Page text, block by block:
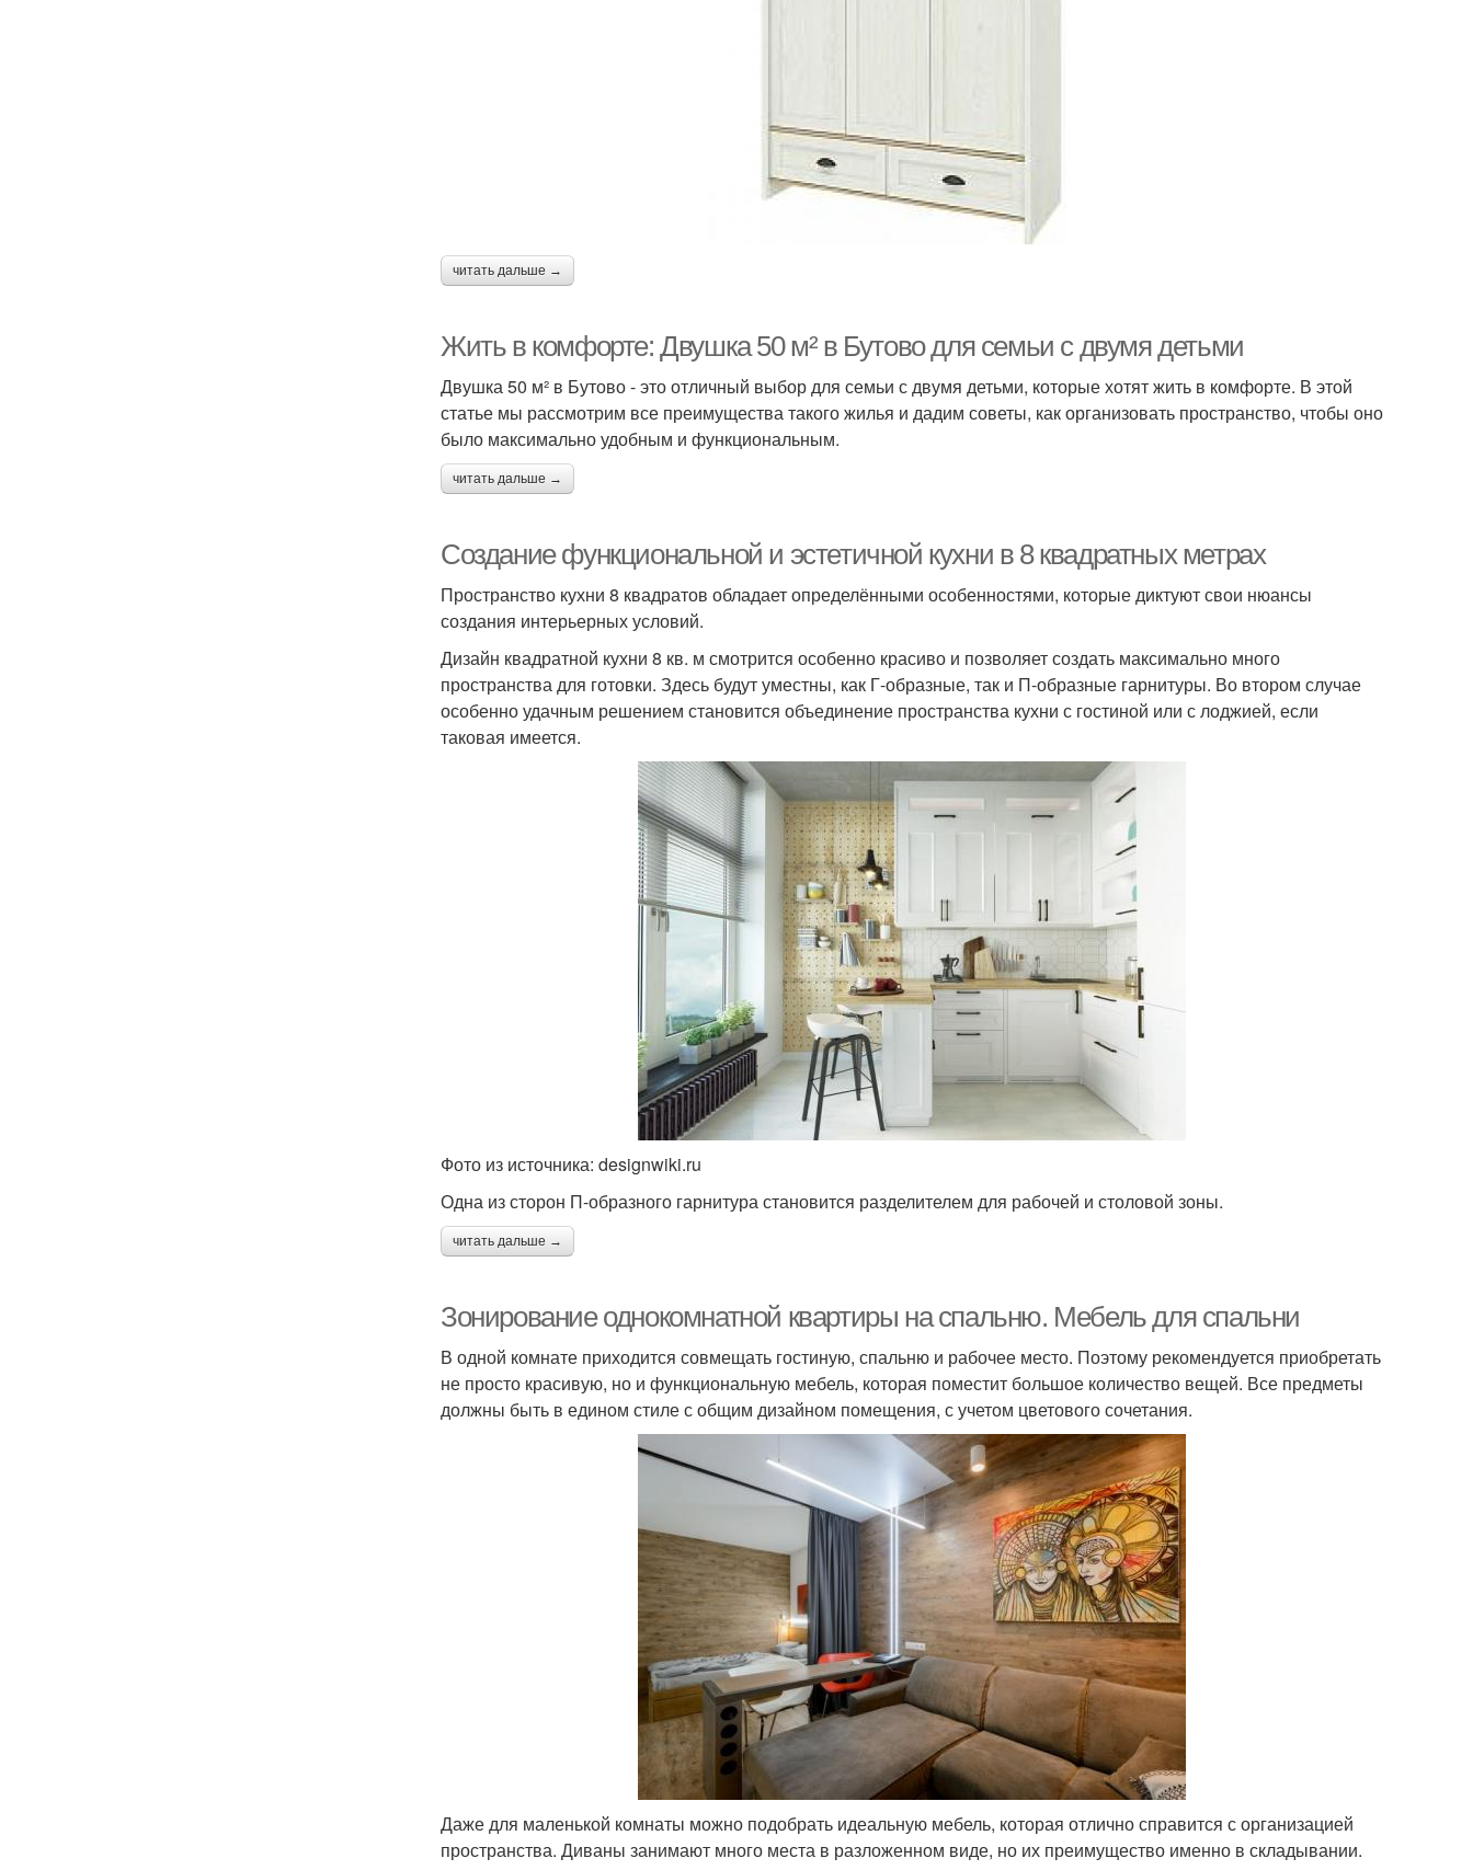
читать дальше →
Жить в комфорте: Двушка 50 м² в Бутово для семьи с двумя детьми
Двушка 50 м² в Бутово - это отличный выбор для семьи с двумя детьми, которые хотят жить в комфорте. В этой
статье мы рассмотрим все преимущества такого жилья и дадим советы, как организовать пространство, чтобы оно
было максимально удобным и функциональным.
читать дальше →
Создание функциональной и эстетичной кухни в 8 квадратных метрах
Пространство кухни 8 квадратов обладает определёнными особенностями, которые диктуют свои нюансы
создания интерьерных условий.
Дизайн квадратной кухни 8 кв. м смотрится особенно красиво и позволяет создать максимально много
пространства для готовки. Здесь будут уместны, как Г-образные, так и П-образные гарнитуры. Во втором случае
особенно удачным решением становится объединение пространства кухни с гостиной или с лоджией, если
таковая имеется.
Фото из источника: designwiki.ru
Одна из сторон П-образного гарнитура становится разделителем для рабочей и столовой зоны.
читать дальше →
Зонирование однокомнатной квартиры на спальню. Мебель для спальни
В одной комнате приходится совмещать гостиную, спальню и рабочее место. Поэтому рекомендуется приобретать
не просто красивую, но и функциональную мебель, которая поместит большое количество вещей. Все предметы
должны быть в едином стиле с общим дизайном помещения, с учетом цветового сочетания.
Даже для маленькой комнаты можно подобрать идеальную мебель, которая отлично справится с организацией
пространства. Диваны занимают много места в разложенном виде, но их преимущество именно в складывании.